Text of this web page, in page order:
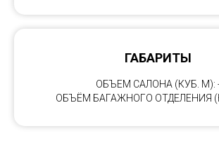
ГАБАРИТЫ
ОБЪЕМ САЛОНА (КУБ. М):
ОБЪЁМ БАГАЖНОГО ОТДЕЛЕНИЯ